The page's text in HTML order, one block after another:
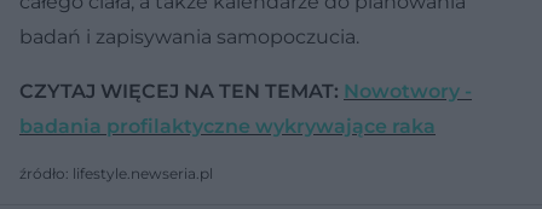
badań i zapisywania samopoczucia.
CZYTAJ WIĘCEJ NA TEN TEMAT: Nowotwory -
badania profilaktyczne wykrywające raka
źródło: lifestyle.newseria.pl